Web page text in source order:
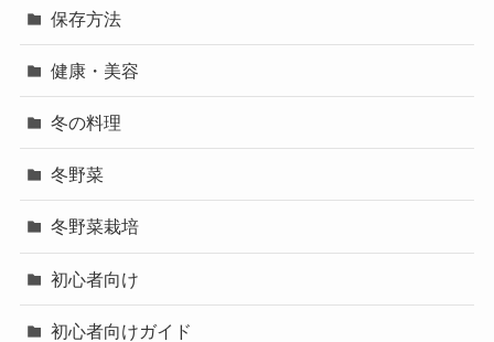
保存方法
健康・美容
冬の料理
冬野菜
冬野菜栽培
初心者向け
初心者向けガイド